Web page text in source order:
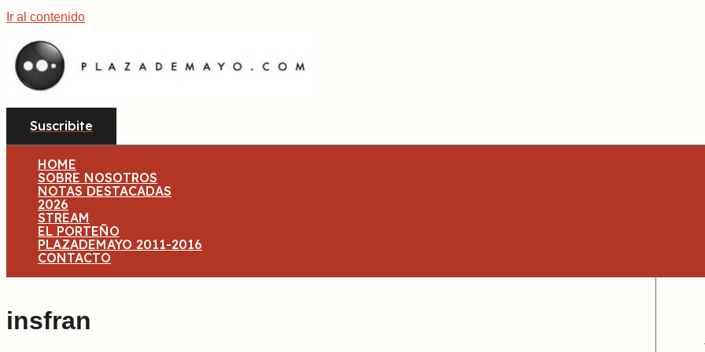
Ir al contenido
Suscribite
HOME
SOBRE NOSOTROS
NOTAS DESTACADAS
2026
STREAM
EL PORTEÑO
PLAZADEMAYO 2011-2016
CONTACTO
insfran